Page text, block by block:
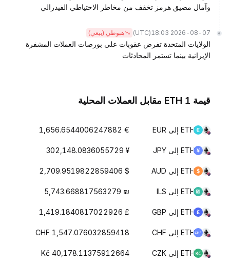
وآمال مضيق هرمز تخفف من مخاطر الاحتياطي الفيدرالي
2026-08-07 18:03
(UTC) هبوطي (بيعي)
الولايات المتحدة تفرض عقوبات على بورصات العملات المشفرة
الإيرانية بينما تستمر المحادثات
قيمة 1 ETH مقابل العملات المحلية
ETH إلى EUR € 1,656.6544006247882
ETH إلى JPY ¥ 302,148.0836055729
ETH إلى AUD $ 2,709.9519822859406
ETH إلى ILS ₪ 5,743.668817563279
ETH إلى GBP £ 1,419.1840817022926
ETH إلى CHF CHF 1,547.076032859418
ETH إلى CZK Kč 40,178.11375912664